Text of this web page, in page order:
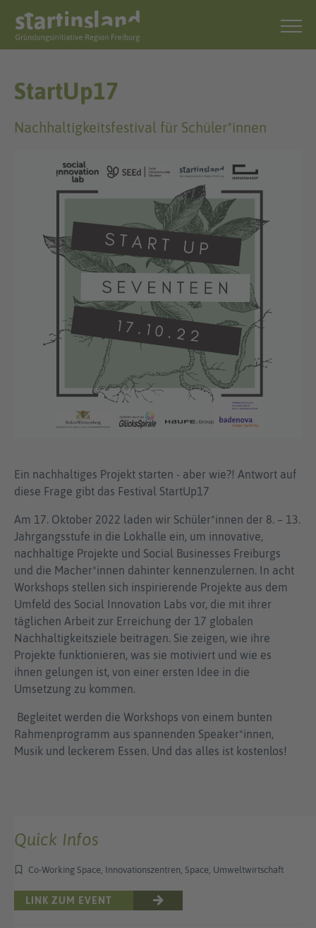
StartUp17
Nachhaltigkeitsfestival für Schüler*innen
Ein nachhaltiges Projekt starten - aber wie?! Antwort auf
diese Frage gibt das Festival StartUp17
Am 17. Oktober 2022 laden wir Schüler*innen der 8. – 13.
Jahrgangsstufe in die Lokhalle ein, um innovative,
nachhaltige Projekte und Social Businesses Freiburgs
und die Macher*innen dahinter kennenzulernen. In acht
Workshops stellen sich inspirierende Projekte aus dem
Umfeld des Social Innovation Labs vor, die mit ihrer
täglichen Arbeit zur Erreichung der 17 globalen
Nachhaltigkeitsziele beitragen. Sie zeigen, wie ihre
Projekte funktionieren, was sie motiviert und wie es
ihnen gelungen ist, von einer ersten Idee in die
Umsetzung zu kommen.
Begleitet werden die Workshops von einem bunten
Rahmenprogramm aus spannenden Speaker*innen,
Musik und leckerem Essen. Und das alles ist kostenlos!
Quick Infos
Co-Working Space, Innovationszentren, Space, Umweltwirtschaft
LINK ZUM EVENT